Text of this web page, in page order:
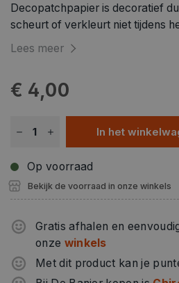
Decopatchpapier is decoratief
scheurt of verkleurt niet tijdens
effen en oneffen ondergrond en
Lees meer
€ 4,00
In het
Op voorraad
Bekijk de voorraad in onze winkels
Gratis afhalen en
onze winkels
Met dit product kan je